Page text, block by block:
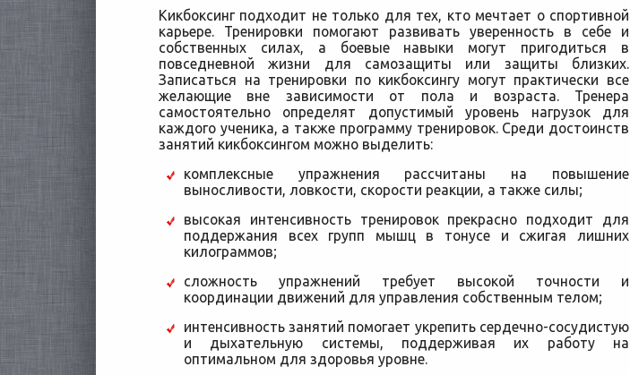
Кикбоксинг подходит не только для тех, кто мечтает о спортивной
карьере. Тренировки помогают развивать уверенность в себе и
собственных силах, а боевые навыки могут пригодиться в
повседневной жизни для самозащиты или защиты близких.
Записаться на тренировки по кикбоксингу могут практически все
желающие вне зависимости от пола и возраста. Тренера
самостоятельно определят допустимый уровень нагрузок для
каждого ученика, а также программу тренировок. Среди достоинств
занятий кикбоксингом можно выделить:
комплексные упражнения рассчитаны на повышение
выносливости, ловкости, скорости реакции, а также силы;
высокая интенсивность тренировок прекрасно подходит для
поддержания всех групп мышц в тонусе и сжигая лишних
килограммов;
сложность упражнений требует высокой точности и
координации движений для управления собственным телом;
интенсивность занятий помогает укрепить сердечно-сосудистую
и дыхательную системы, поддерживая их работу на
оптимальном для здоровья уровне.